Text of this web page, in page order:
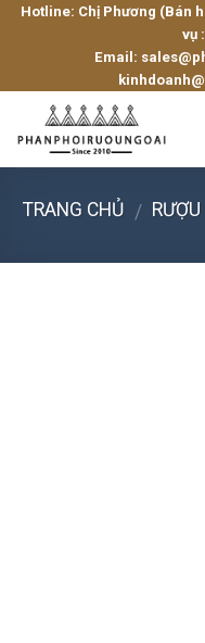
SkipHotline: Chị Phương (Bán
vụ :
Email:
TRANG CHỦ /